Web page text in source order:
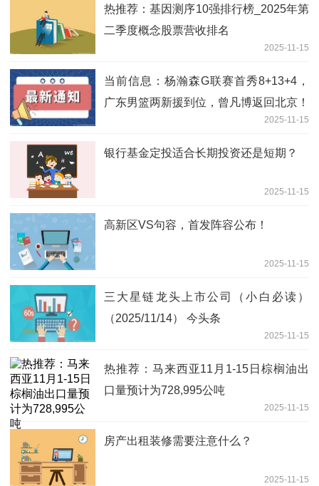
热推荐：基因测序10强排行榜_2025年第
二季度概念股票营收排名
2025-11-15
当前信息：杨瀚森G联赛首秀8+13+4，
广东男篮两新援到位，曾凡博返回北京！
2025-11-15
银行基金定投适合长期投资还是短期？
2025-11-15
高新区VS句容，首发阵容公布！
2025-11-15
三大星链龙头上市公司（小白必读）
（2025/11/14） 今头条
2025-11-15
热推荐：马来西亚11月1-15日棕榈油出
口量预计为728,995公吨
2025-11-15
房产出租装修需要注意什么？
2025-11-15